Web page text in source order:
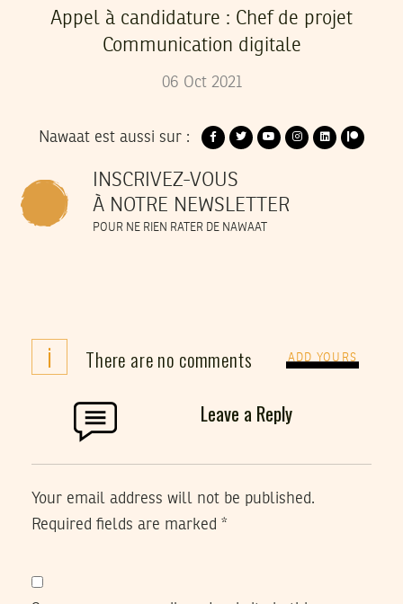
Appel à candidature : Chef de projet
Communication digitale
06 Oct 2021
Nawaat est aussi sur :
INSCRIVEZ-VOUS
À NOTRE NEWSLETTER
POUR NE RIEN RATER DE NAWAAT
i There are no comments ADD YOURS
Leave a Reply
Your email address will not be published.
Required fields are marked *